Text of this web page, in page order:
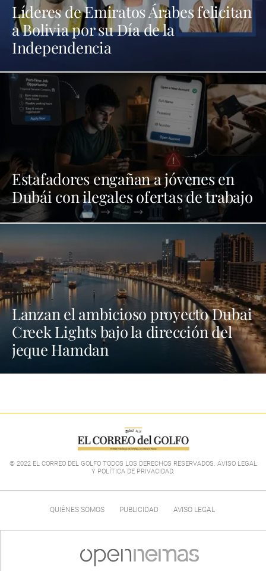
Líderes de Emiratos Árabes felicitan
a Bolivia por su Día de la
Independencia
Estafadores engañan a jóvenes en
Dubái con ilegales ofertas de trabajo
Lanzan el ambicioso proyecto Dubai
Creek Lights bajo la dirección del
jeque Hamdan
© 2022 EL CORREO DEL GOLFO TODOS LOS DERECHOS RESERVADOS. AVISO LEGAL
Y POLÍTICA DE PRIVACIDAD.
QUIÉNES SOMOS PUBLICIDAD AVISO LEGAL